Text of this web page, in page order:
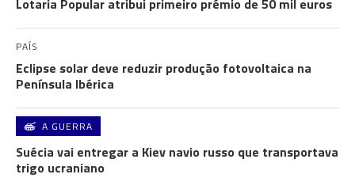
Lotaria Popular atribui primeiro prémio de 50 mil euros
PAÍS
Eclipse solar deve reduzir produção fotovoltaica na
Península Ibérica
A GUERRA
Suécia vai entregar a Kiev navio russo que transportava
trigo ucraniano